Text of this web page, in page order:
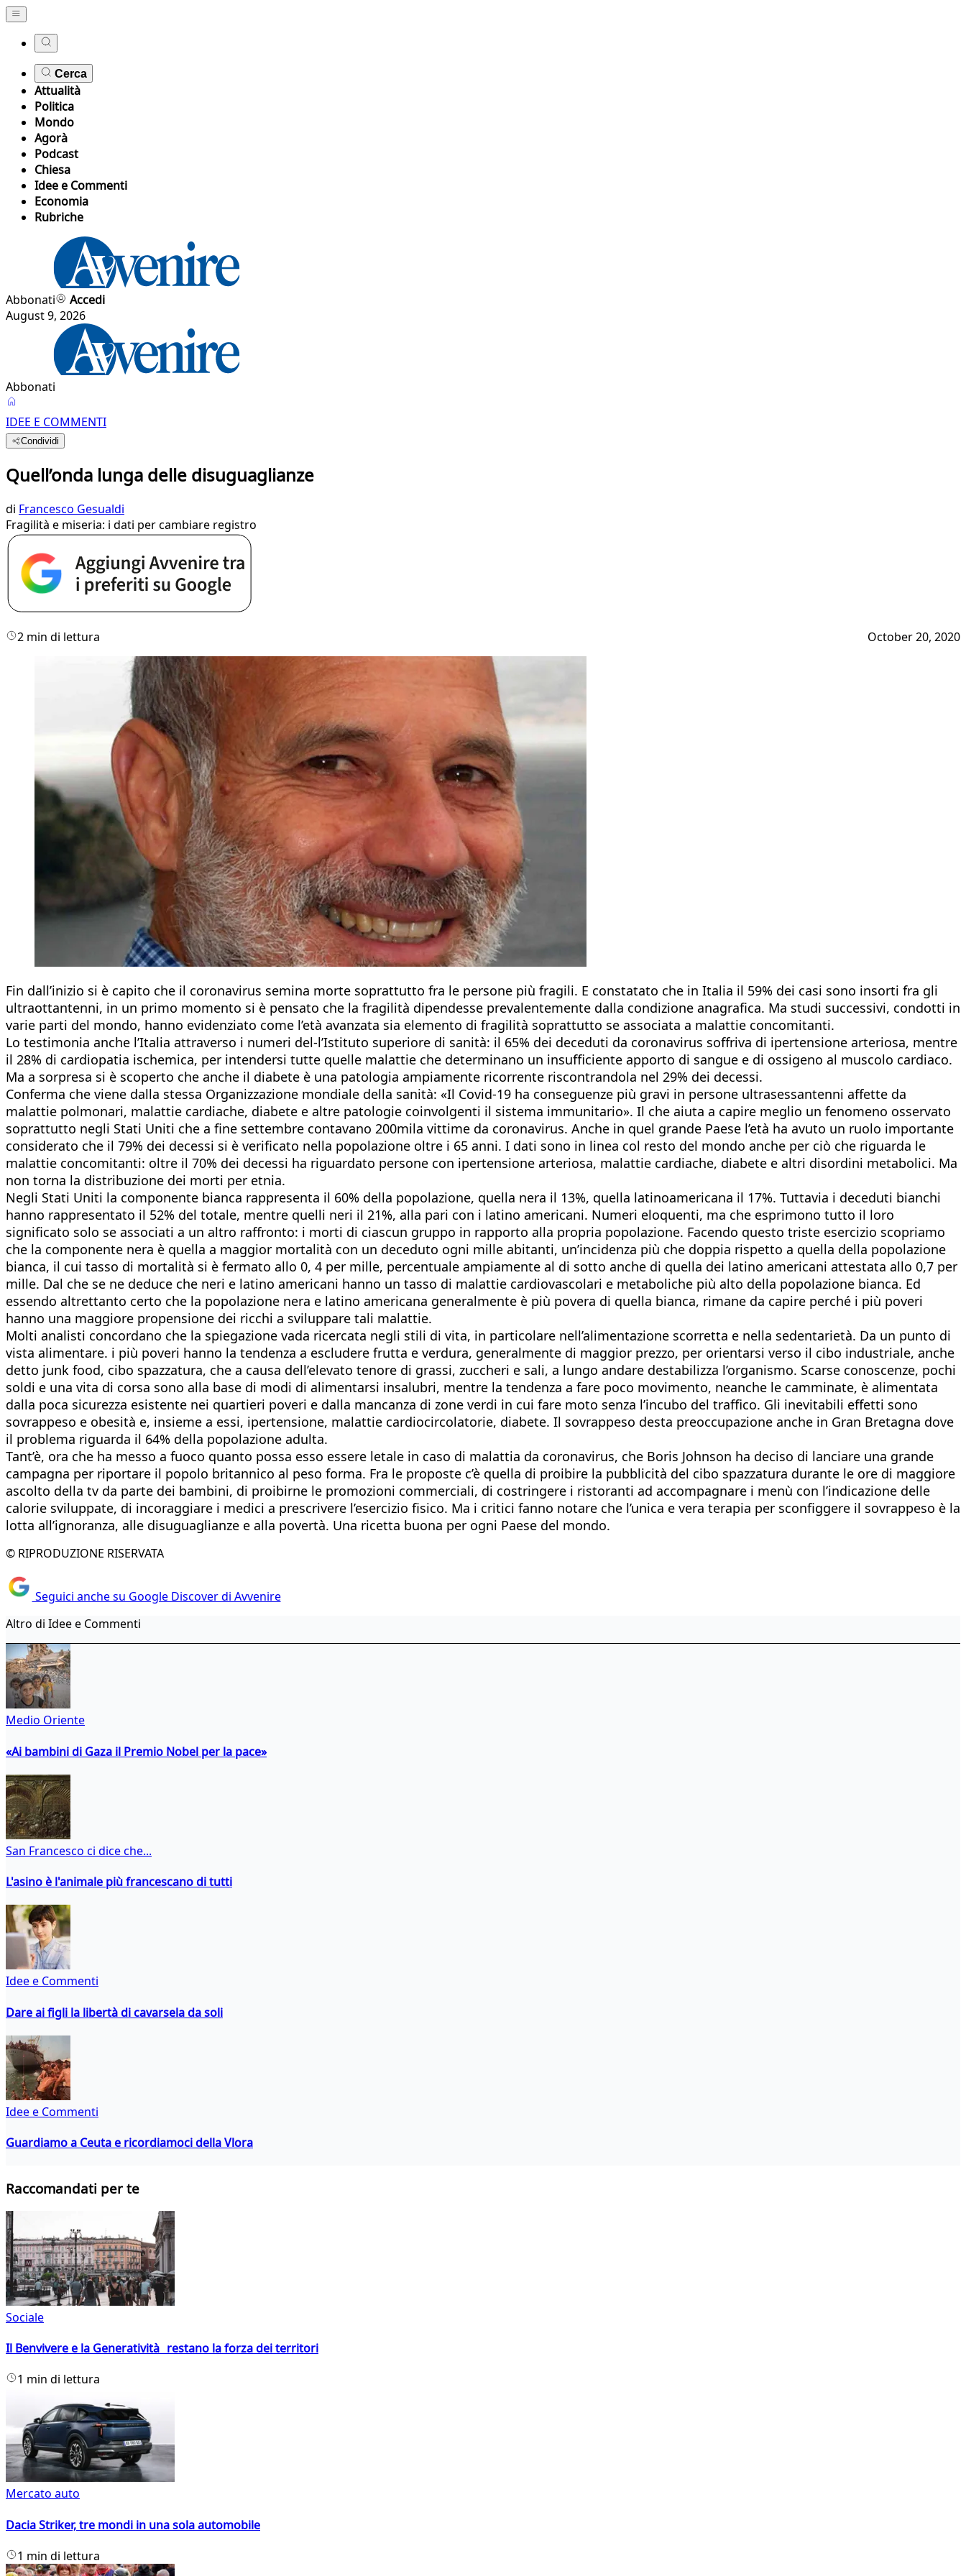
Cerca
Attualità
Politica
Mondo
Agorà
Podcast
Chiesa
Idee e Commenti
Economia
Rubriche
Abbonati
Accedi
August 9, 2026
Abbonati
IDEE E COMMENTI
Condividi
Quell’onda lunga delle disuguaglianze
di Francesco Gesualdi
Fragilità e miseria: i dati per cambiare registro
2 min di lettura October 20, 2020
Fin dall’inizio si è capito che il coronavirus semina morte soprattutto fra le persone più fragili. E constatato che in Italia il 59% dei casi sono insorti fra gli
ultraottantenni, in un primo momento si è pensato che la fragilità dipendesse prevalentemente dalla condizione anagrafica. Ma studi successivi, condotti in
varie parti del mondo, hanno evidenziato come l’età avanzata sia elemento di fragilità soprattutto se associata a malattie concomitanti.
Lo testimonia anche l’Italia attraverso i numeri del-l’Istituto superiore di sanità: il 65% dei deceduti da coronavirus soffriva di ipertensione arteriosa, mentre
il 28% di cardiopatia ischemica, per intendersi tutte quelle malattie che determinano un insufficiente apporto di sangue e di ossigeno al muscolo cardiaco.
Ma a sorpresa si è scoperto che anche il diabete è una patologia ampiamente ricorrente riscontrandola nel 29% dei decessi.
Conferma che viene dalla stessa Organizzazione mondiale della sanità: «Il Covid-19 ha conseguenze più gravi in persone ultrasessantenni affette da
malattie polmonari, malattie cardiache, diabete e altre patologie coinvolgenti il sistema immunitario». Il che aiuta a capire meglio un fenomeno osservato
soprattutto negli Stati Uniti che a fine settembre contavano 200mila vittime da coronavirus. Anche in quel grande Paese l’età ha avuto un ruolo importante
considerato che il 79% dei decessi si è verificato nella popolazione oltre i 65 anni. I dati sono in linea col resto del mondo anche per ciò che riguarda le
malattie concomitanti: oltre il 70% dei decessi ha riguardato persone con ipertensione arteriosa, malattie cardiache, diabete e altri disordini metabolici. Ma
non torna la distribuzione dei morti per etnia.
Negli Stati Uniti la componente bianca rappresenta il 60% della popolazione, quella nera il 13%, quella latinoamericana il 17%. Tuttavia i deceduti bianchi
hanno rappresentato il 52% del totale, mentre quelli neri il 21%, alla pari con i latino americani. Numeri eloquenti, ma che esprimono tutto il loro
significato solo se associati a un altro raffronto: i morti di ciascun gruppo in rapporto alla propria popolazione. Facendo questo triste esercizio scopriamo
che la componente nera è quella a maggior mortalità con un deceduto ogni mille abitanti, un’incidenza più che doppia rispetto a quella della popolazione
bianca, il cui tasso di mortalità si è fermato allo 0, 4 per mille, percentuale ampiamente al di sotto anche di quella dei latino americani attestata allo 0,7 per
mille. Dal che se ne deduce che neri e latino americani hanno un tasso di malattie cardiovascolari e metaboliche più alto della popolazione bianca. Ed
essendo altrettanto certo che la popolazione nera e latino americana generalmente è più povera di quella bianca, rimane da capire perché i più poveri
hanno una maggiore propensione dei ricchi a sviluppare tali malattie.
Molti analisti concordano che la spiegazione vada ricercata negli stili di vita, in particolare nell’alimentazione scorretta e nella sedentarietà. Da un punto di
vista alimentare. i più poveri hanno la tendenza a escludere frutta e verdura, generalmente di maggior prezzo, per orientarsi verso il cibo industriale, anche
detto junk food, cibo spazzatura, che a causa dell’elevato tenore di grassi, zuccheri e sali, a lungo andare destabilizza l’organismo. Scarse conoscenze, pochi
soldi e una vita di corsa sono alla base di modi di alimentarsi insalubri, mentre la tendenza a fare poco movimento, neanche le camminate, è alimentata
dalla poca sicurezza esistente nei quartieri poveri e dalla mancanza di zone verdi in cui fare moto senza l’incubo del traffico. Gli inevitabili effetti sono
sovrappeso e obesità e, insieme a essi, ipertensione, malattie cardiocircolatorie, diabete. Il sovrappeso desta preoccupazione anche in Gran Bretagna dove
il problema riguarda il 64% della popolazione adulta.
Tant’è, ora che ha messo a fuoco quanto possa esso essere letale in caso di malattia da coronavirus, che Boris Johnson ha deciso di lanciare una grande
campagna per riportare il popolo britannico al peso forma. Fra le proposte c’è quella di proibire la pubblicità del cibo spazzatura durante le ore di maggiore
ascolto della tv da parte dei bambini, di proibirne le promozioni commerciali, di costringere i ristoranti ad accompagnare i menù con l’indicazione delle
calorie sviluppate, di incoraggiare i medici a prescrivere l’esercizio fisico. Ma i critici fanno notare che l’unica e vera terapia per sconfiggere il sovrappeso è la
lotta all’ignoranza, alle disuguaglianze e alla povertà. Una ricetta buona per ogni Paese del mondo.
© RIPRODUZIONE RISERVATA
Seguici anche su Google Discover di Avvenire
Altro di Idee e Commenti
Medio Oriente
«Ai bambini di Gaza il Premio Nobel per la pace»
San Francesco ci dice che...
L'asino è l'animale più francescano di tutti
Idee e Commenti
Dare ai figli la libertà di cavarsela da soli
Idee e Commenti
Guardiamo a Ceuta e ricordiamoci della Vlora
Raccomandati per te
Sociale
Il Benvivere e la Generatività restano la forza dei territori
1 min di lettura
Mercato auto
Dacia Striker, tre mondi in una sola automobile
1 min di lettura